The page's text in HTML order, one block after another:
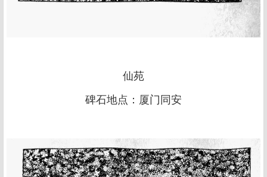
仙苑
碑石地点：厦门同安